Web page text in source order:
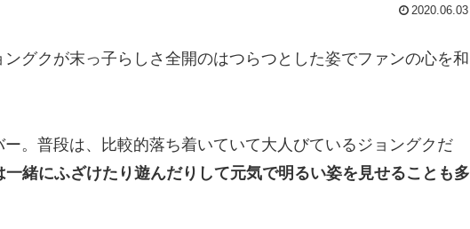
2020.06.03
グクが末っ子らしさ全開のはつらつとした姿でファンの心を和
。普段は、比較的落ち着いていて大人びているジョングクだ
緒にふざけたり遊んだりして元気で明るい姿を見せることも多